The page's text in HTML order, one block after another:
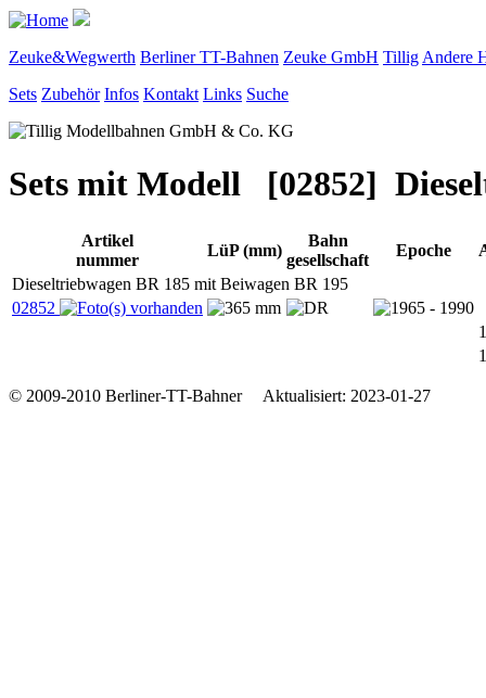
Zeuke&Wegwerth Berliner TT-Bahnen Zeuke GmbH Tillig Andere
Sets Zubehör Infos Kontakt Links Suche
Sets mit Modell [02852]
Artikel
nummer
LüP (mm)
Bahn
gesellschaft
Epoche
Dieseltriebwagen BR 185 mit Beiwagen BR 195
02852
1
1
© 2009-2010 Berliner-TT-Bahner Aktualisiert: 2023-01-27